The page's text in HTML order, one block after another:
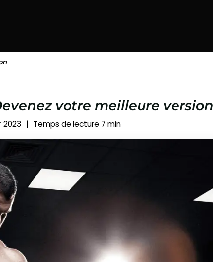
votre meilleure version
2023 | Temps de lecture 7 min